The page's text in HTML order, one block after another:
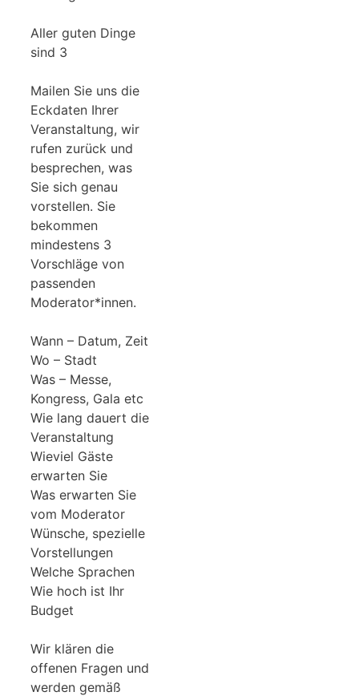
Aller guten Dinge
sind 3
Mailen Sie uns die
Eckdaten Ihrer
Veranstaltung, wir
rufen zurück und
besprechen, was
Sie sich genau
vorstellen. Sie
bekommen
mindestens 3
Vorschläge von
passenden
Moderator*innen.
Wann – Datum, Zeit
Wo – Stadt
Was – Messe,
Kongress, Gala etc
Wie lang dauert die
Veranstaltung
Wieviel Gäste
erwarten Sie
Was erwarten Sie
vom Moderator
Wünsche, spezielle
Vorstellungen
Welche Sprachen
Wie hoch ist Ihr
Budget
Wir klären die
offenen Fragen und
werden gemäß